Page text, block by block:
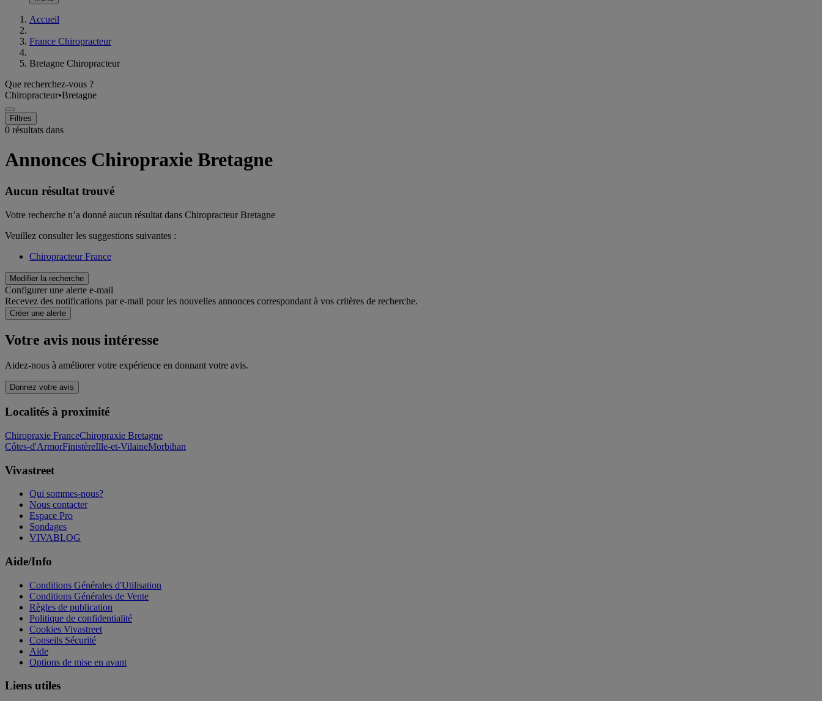
Accueil
France Chiropracteur
Bretagne Chiropracteur
Que recherchez-vous ?
Chiropracteur•Bretagne
Filtres
0 résultats dans
Annonces Chiropraxie Bretagne
Aucun résultat trouvé
Votre recherche n’a donné aucun résultat dans Chiropracteur Bretagne
Veuillez consulter les suggestions suivantes :
Chiropracteur France
Modifier la recherche
Configurer une alerte e-mail
Recevez des notifications par e-mail pour les nouvelles annonces correspondant à vos critères de recherche.
Créer une alerte
Votre avis nous intéresse
Aidez-nous à améliorer votre expérience en donnant votre avis.
Donnez votre avis
Localités à proximité
Chiropraxie FranceChiropraxie Bretagne
Côtes-d'ArmorFinistèreIlle-et-VilaineMorbihan
Vivastreet
Qui sommes-nous?
Nous contacter
Espace Pro
Sondages
VIVABLOG
Aide/Info
Conditions Générales d'Utilisation
Conditions Générales de Vente
Règles de publication
Politique de confidentialité
Cookies Vivastreet
Conseils Sécurité
Aide
Options de mise en avant
Liens utiles